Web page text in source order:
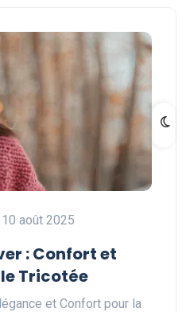
10 août 2025
: Confort et
Tricotée
et Confort pour la